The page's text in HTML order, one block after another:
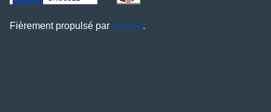
Fièrement propulsé par Omeka.